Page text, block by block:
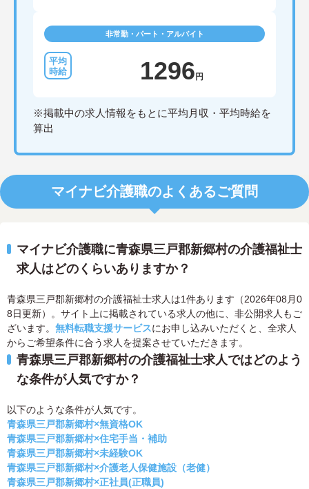
非常勤・パート・アルバイト
1296 円
※掲載中の求人情報をもとに平均月収・平均時給を
算出
マイナビ介護職のよくあるご質問
マイナビ介護職に青森県三戸郡新郷村の介護福祉士
求人はどのくらいありますか？
青森県三戸郡新郷村の介護福祉士求人は1件あります（2026年08月0
8日更新）。サイト上に掲載されている求人の他に、非公開求人もご
ざいます。 無料転職支援サービスにお申し込みいただくと、全求人
からご希望条件に合う求人を提案させていただきます。
青森県三戸郡新郷村の介護福祉士求人ではどのよう
な条件が人気ですか？
以下のような条件が人気です。
青森県三戸郡新郷村×無資格OK
青森県三戸郡新郷村×住宅手当・補助
青森県三戸郡新郷村×未経験OK
青森県三戸郡新郷村×介護老人保健施設（老健）
青森県三戸郡新郷村×正社員(正職員)